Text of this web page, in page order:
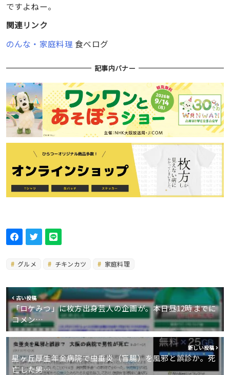
ですよねー。
関連リンク
のんな・家庭料理 食べログ
記事内バナー
グルメ チキンカツ 家庭料理
古い投稿
「ロケみつ」に枚方出身芸人の企画が。本日昼12時までに
コメン…
新しい投稿
星ヶ丘厚生年金病院で虫垂炎（盲腸）を風邪と誤診か。死
亡した男…